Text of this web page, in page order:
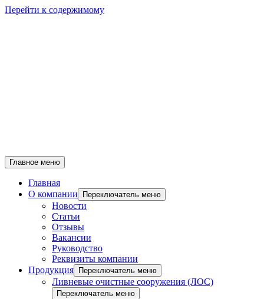
Перейти к содержимому
Главное меню
Главная
О компании
Переключатель меню
Новости
Статьи
Отзывы
Вакансии
Руководство
Реквизиты компании
Продукция
Переключатель меню
Ливневые очистные сооружения (ЛОС)
Переключатель меню